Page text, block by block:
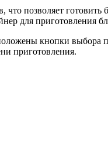
позволяет
для приготовления
кнопки
приготовления.